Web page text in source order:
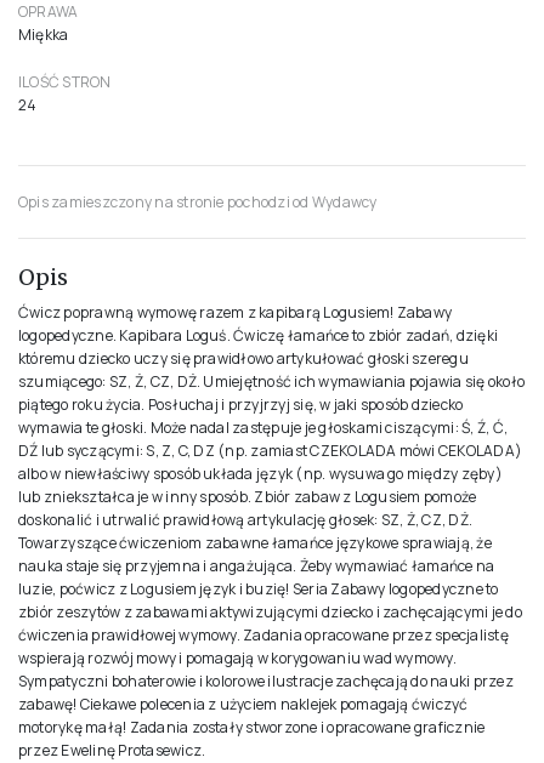
OPRAWA
Miękka
ILOŚĆ STRON
24
Opis zamieszczony na stronie pochodzi od Wydawcy
Opis
Ćwicz poprawną wymowę razem z kapibarą Logusiem! Zabawy
logopedyczne. Kapibara Loguś. Ćwiczę łamańce to zbiór zadań, dzięki
któremu dziecko uczy się prawidłowo artykułować głoski szeregu
szumiącego: SZ, Ż, CZ, DŻ. Umiejętność ich wymawiania pojawia się około
piątego roku życia. Posłuchaj i przyjrzyj się, w jaki sposób dziecko
wymawia te głoski. Może nadal zastępuje je głoskami ciszącymi: Ś, Ź, Ć,
DŹ lub syczącymi: S, Z, C, DZ (np. zamiast CZEKOLADA mówi CEKOLADA)
albo w niewłaściwy sposób układa język (np. wysuwa go między zęby)
lub zniekształca je w inny sposób. Zbiór zabaw z Logusiem pomoże
doskonalić i utrwalić prawidłową artykulację głosek: SZ, Ż, CZ, DŻ.
Towarzyszące ćwiczeniom zabawne łamańce językowe sprawiają, że
nauka staje się przyjemna i angażująca. Żeby wymawiać łamańce na
luzie, poćwicz z Logusiem język i buzię! Seria Zabawy logopedyczne to
zbiór zeszytów z zabawami aktywizującymi dziecko i zachęcającymi je do
ćwiczenia prawidłowej wymowy. Zadania opracowane przez specjalistę
wspierają rozwój mowy i pomagają w korygowaniu wad wymowy.
Sympatyczni bohaterowie i kolorowe ilustracje zachęcają do nauki przez
zabawę! Ciekawe polecenia z użyciem naklejek pomagają ćwiczyć
motorykę małą! Zadania zostały stworzone i opracowane graficznie
przez Ewelinę Protasewicz.